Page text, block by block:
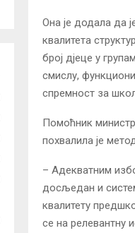
Она је додала да
квалитета
број дјеце у
смислу,
спремност за
Помоћник
похвалила је
– Адекватним
досљедан и
квалитету
се на релевантну